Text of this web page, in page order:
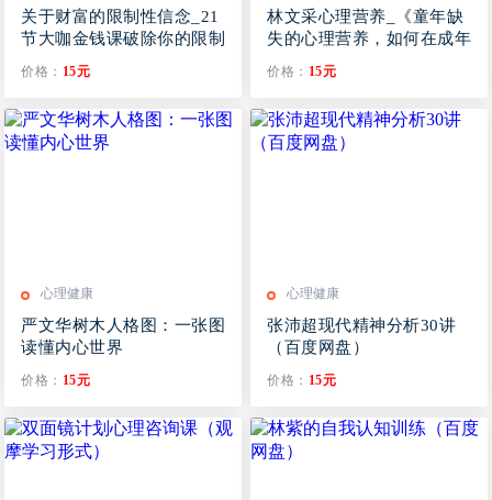
关于财富的限制性信念_21
节大咖金钱课破除你的限制
价格： 15元
林文采心理营养_《童年缺
失的心理营养，如何在成年
价格： 15元
心理健康
严文华树木人格图：一张图
读懂内心世界
价格： 15元
心理健康
张沛超现代精神分析30讲
（百度网盘）
价格： 15元